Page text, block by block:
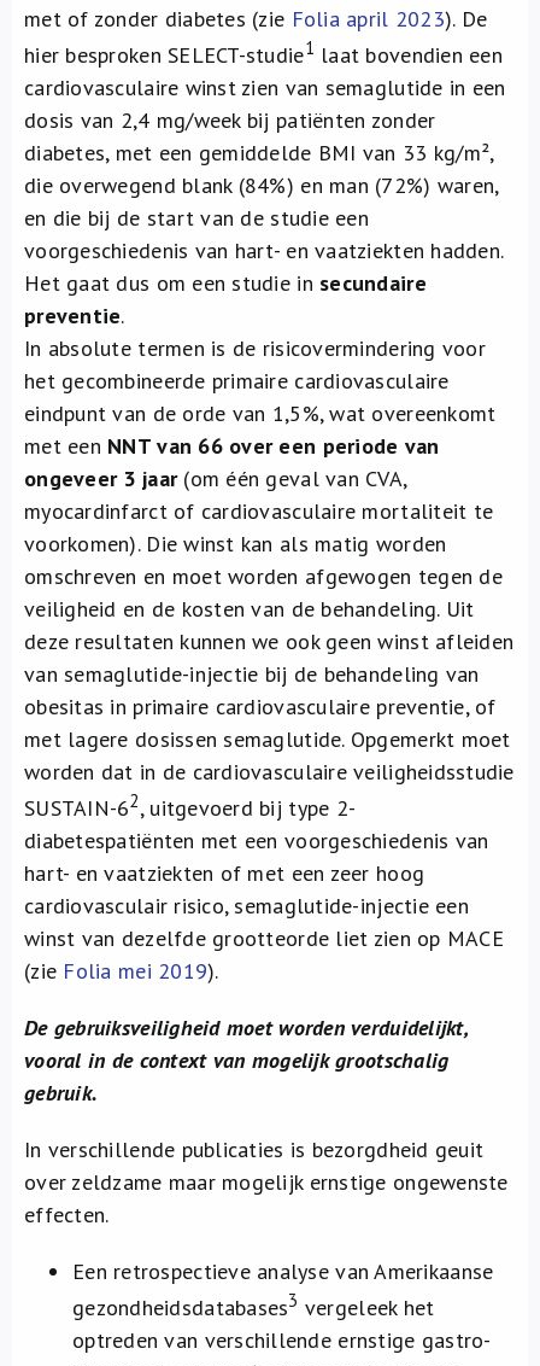
met of zonder diabetes (zie Folia april 2023). De
hier besproken SELECT-studie1 laat bovendien een
cardiovasculaire winst zien van semaglutide in een
dosis van 2,4 mg/week bij patiënten zonder
diabetes, met een gemiddelde BMI van 33 kg/m²,
die overwegend blank (84%) en man (72%) waren,
en die bij de start van de studie een
voorgeschiedenis van hart- en vaatziekten hadden.
Het gaat dus om een studie in secundaire
preventie.
In absolute termen is de risicovermindering voor
het gecombineerde primaire cardiovasculaire
eindpunt van de orde van 1,5%, wat overeenkomt
met een NNT van 66 over een periode van
ongeveer 3 jaar (om één geval van CVA,
myocardinfarct of cardiovasculaire mortaliteit te
voorkomen). Die winst kan als matig worden
omschreven en moet worden afgewogen tegen de
veiligheid en de kosten van de behandeling. Uit
deze resultaten kunnen we ook geen winst afleiden
van semaglutide-injectie bij de behandeling van
obesitas in primaire cardiovasculaire preventie, of
met lagere dosissen semaglutide. Opgemerkt moet
worden dat in de cardiovasculaire veiligheidsstudie
SUSTAIN-62, uitgevoerd bij type 2-
diabetespatiënten met een voorgeschiedenis van
hart- en vaatziekten of met een zeer hoog
cardiovasculair risico, semaglutide-injectie een
winst van dezelfde grootteorde liet zien op MACE
(zie Folia mei 2019).
De gebruiksveiligheid moet worden verduidelijkt,
vooral in de context van mogelijk grootschalig
gebruik.
In verschillende publicaties is bezorgdheid geuit
over zeldzame maar mogelijk ernstige ongewenste
effecten.
Een retrospectieve analyse van Amerikaanse
gezondheidsdatabases3 vergeleek het
optreden van verschillende ernstige gastro-